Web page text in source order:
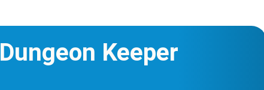
Dungeon Keeper